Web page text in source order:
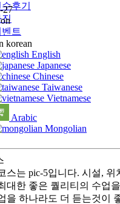
후기
벤트
korean
English
Japanese
Chinese
Taiwanese
Vietnamese
Arabic
Mongolian
27
스는 pic-5입니다. 시설, 위
대한 좋은 퀄리티의 수업
을 하나라도 더 듣는것이